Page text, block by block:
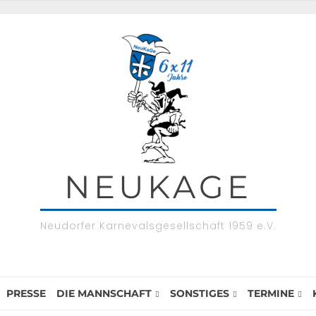
NEUKAGE
Neudorfer Karnevalsgesellschaft 1959 e.V.
PRESSE DIE MANNSCHAFT SONSTIGES TERMINE